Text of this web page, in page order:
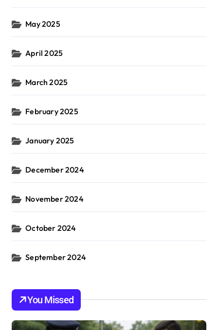
May 2025
April 2025
March 2025
February 2025
January 2025
December 2024
November 2024
October 2024
September 2024
You Missed